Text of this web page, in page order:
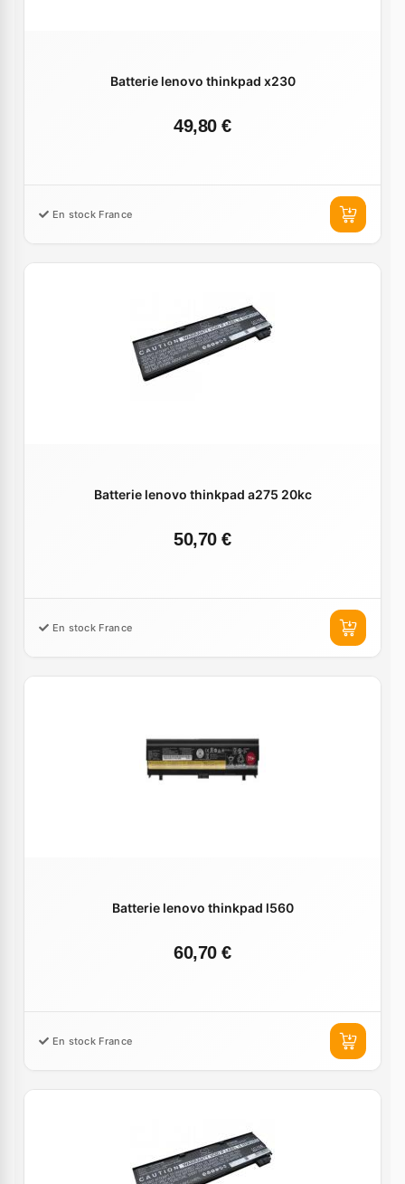
Batterie lenovo thinkpad x230
49,80 €
En stock France
Batterie lenovo thinkpad a275 20kc
50,70 €
En stock France
Batterie lenovo thinkpad l560
60,70 €
En stock France